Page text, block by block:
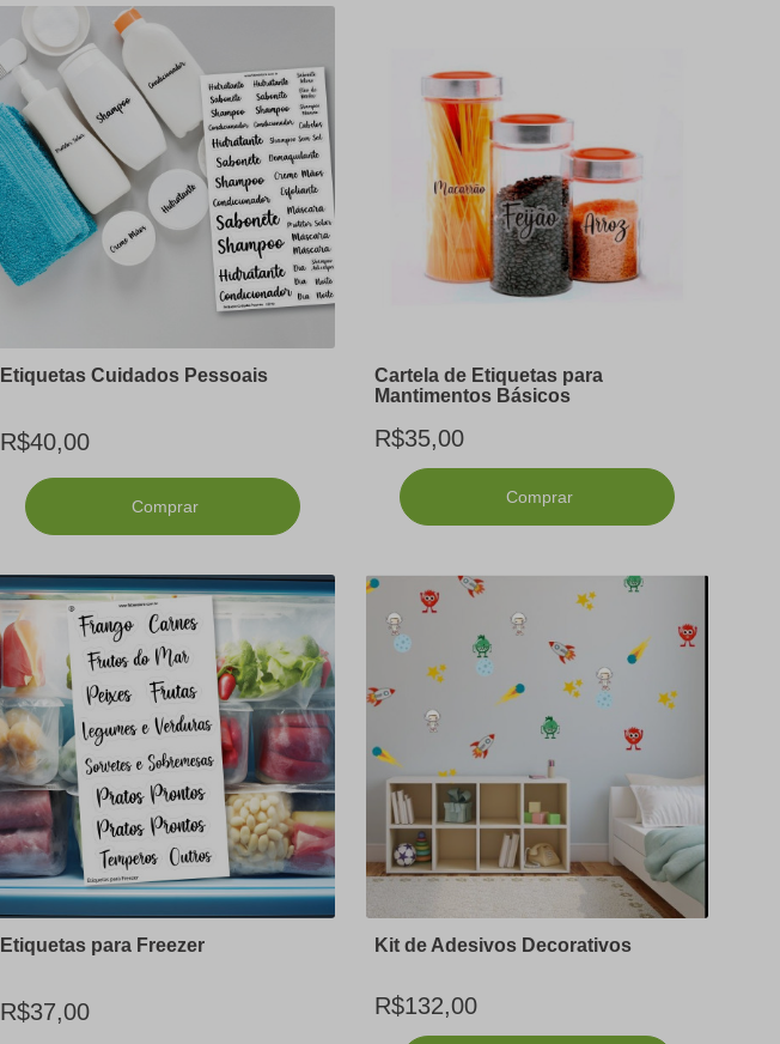
Etiquetas Cuidados Pessoais
R$40,00
Comprar
Cartela de Etiquetas para
Mantimentos Básicos
R$35,00
Comprar
Etiquetas para Freezer
R$37,00
Kit de Adesivos Decorativos
R$132,00